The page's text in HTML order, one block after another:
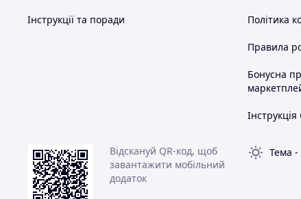
Інструкції та поради Політика
Правила
Бонусна
Відскануй QR-код, щоб
завантажити мобільний
додаток
Тема -